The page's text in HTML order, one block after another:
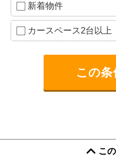
新着物件
カースペース2台以上
こ